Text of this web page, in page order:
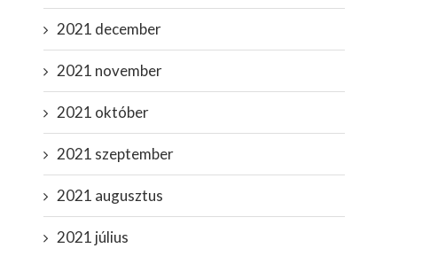
2021 december
2021 november
2021 október
2021 szeptember
2021 augusztus
2021 július